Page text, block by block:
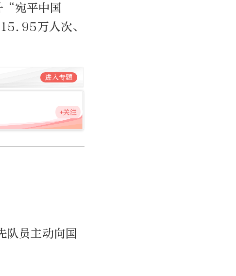
“宛平中国
万人次、
进入专题
+关注
队员主动向国